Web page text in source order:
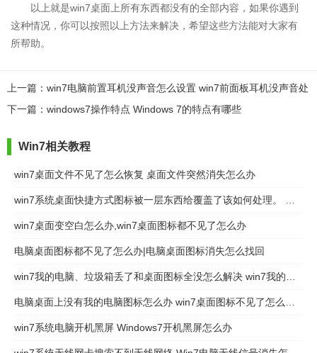
以上就是win7桌面上所有东西都没有的全部内容，如果你遇到
这种情况，你可以按照以上方法来解决，希望这些方法能对大家有
所帮助。
上一篇：win7电脑前置耳机没声音怎么设置 win7前面板耳机没声音处
理方法
下一篇：windows7操作特点 Windows 7的特点有哪些
Win7相关教程
win7桌面文件不见了怎么恢复 桌面文件突然消失怎么办
win7桌面变空白怎么办,win7桌面图标都不见了怎么办
电脑桌面图标都不见了怎么办|电脑桌面图标消失怎么找回
win7系统电脑开机黑屏 Windows7开机黑屏怎么办